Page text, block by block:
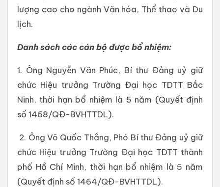
lượng cao cho ngành Văn hóa, Thể thao và Du
lịch.
Danh sách các cán bộ được bổ nhiệm:
1. Ông Nguyễn Văn Phúc, Bí thư Đảng uỷ giữ
chức Hiệu trưởng Trường Đại học TDTT Bắc
Ninh, thời hạn bổ nhiệm là 5 năm (Quyết định
số 1468/QĐ-BVHTTDL).
2. Ông Võ Quốc Thắng, Phó Bí thư Đảng uỷ giữ
chức Hiệu trưởng Trường Đại học TDTT thành
phố Hồ Chí Minh, thời hạn bổ nhiệm là 5 năm
(Quyết định số 1464/QĐ-BVHTTDL).